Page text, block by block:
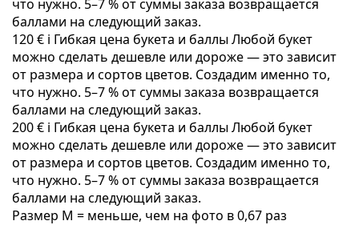
что нужно. 5–7 % от суммы заказа возвращается
баллами на следующий заказ.
120 € i Гибкая цена букета и баллыЛюбой букет
можно сделать дешевле или дороже — это зависит
от размера и сортов цветов. Создадим именно то,
что нужно. 5–7 % от суммы заказа возвращается
баллами на следующий заказ.
200 € i Гибкая цена букета и баллыЛюбой букет
можно сделать дешевле или дороже — это зависит
от размера и сортов цветов. Создадим именно то,
что нужно. 5–7 % от суммы заказа возвращается
баллами на следующий заказ.
Размер M = меньше, чем на фото в 0,67 раз